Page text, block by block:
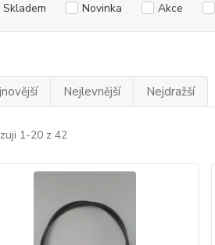
Skladem Novinka Akce
Nejlevnější Nejdražší
1-20 z 42